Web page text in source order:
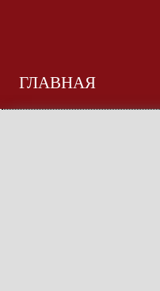
ГЛАВНАЯ